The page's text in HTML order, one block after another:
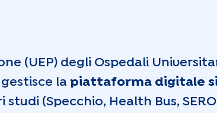
(UEP) degli Ospedali
la piattaforma digitale
studi (Specchio, Health Bus,